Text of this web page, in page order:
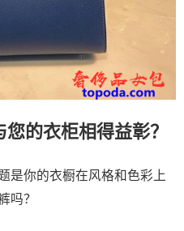
的衣柜相得益彰？
是你的衣橱在风格和色彩上
吗？